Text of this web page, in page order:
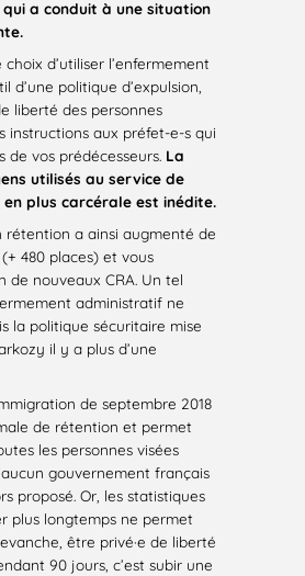
a conduit à une situation
d’utiliser l’enfermement
politique d’expulsion,
liberté des personnes
instructions aux préfet-e-s qui
vos prédécesseurs. La
utilisés au service de
plus carcérale est inédite.
rétention a ainsi augmenté de
480 places) et vous
de nouveaux CRA. Un tel
administratif ne
la politique sécuritaire mise
il y a plus d’une
de septembre 2018
de rétention et permet
les personnes visées
gouvernement français
proposé. Or, les statistiques
plus longtemps ne permet
être privé·e de liberté
90 jours, c’est subir une